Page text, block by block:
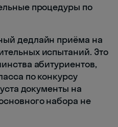
процедуры по
дедлайн приёма на
испытаний. Это
абитуриентов,
по конкурсу
документы на
набора не